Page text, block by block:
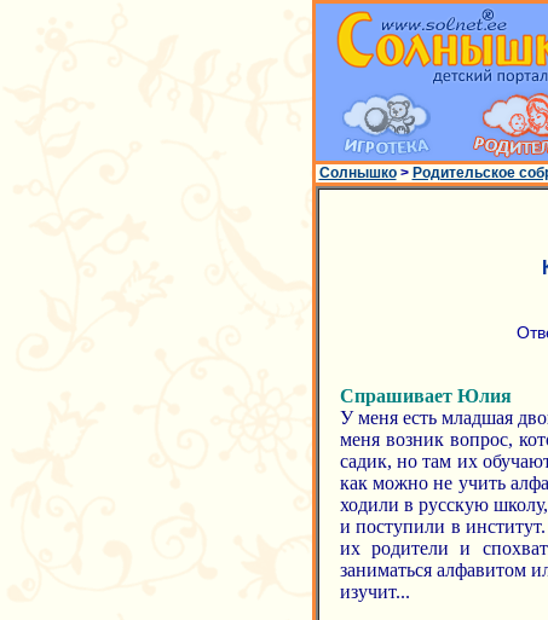
Солнышко> Родительское
Спрашивает Юлия
У меня есть младшая
меня возник вопрос,
садик, но там их
как можно не учить
ходили в русскую
и поступили в
их родители и
заниматься алфавитом
изучит...